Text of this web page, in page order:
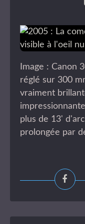
Image : Canon
réglé sur 300
vraiment
plus de 13'
prolongée par